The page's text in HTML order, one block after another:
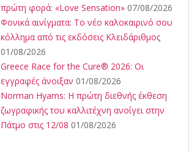
πρώτη φορά: «Love Sensation» 07/08/2026
Φονικά αινίγματα: Το νέο καλοκαιρινό σου
κόλλημα από τις εκδόσεις Κλειδάριθμος
01/08/2026
Greece Race for the Cure® 2026: Οι
εγγραφές άνοιξαν 01/08/2026
Norman Hyams: Η πρώτη διεθνής έκθεση
ζωγραφικής του καλλιτέχνη ανοίγει στην
Πάτμο στις 12/08 01/08/2026